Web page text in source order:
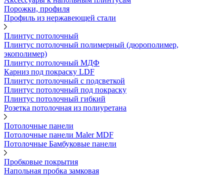
Порожки, профиля
Профиль из нержавеющей стали
Плинтус потолочный
Плинтус потолочный полимерный (дюрополимер,
экополимер)
Плинтус потолочный МДФ
Карниз под покраску LDF
Плинтус потолочный с подсветкой
Плинтус потолочный под покраску
Плинтус потолочный гибкий
Розетка потолочная из полиуретана
Потолочные панели
Потолочные панели Maler MDF
Потолочные Бамбуковые панели
Пробковые покрытия
Напольная пробка замковая